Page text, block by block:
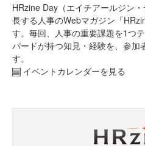
HRzine Day（エイチアールジン
長する人事のWebマガジン「
す。毎回、人事の重要課題を1つ
パードが持つ知見・経験を、参加
す。
イベントカレンダーを見る